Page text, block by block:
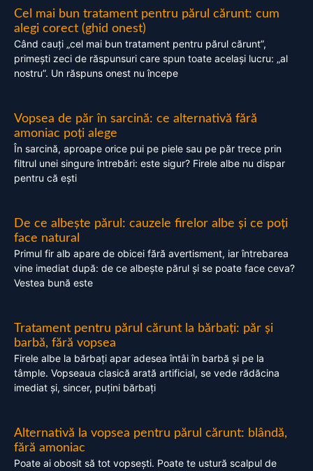
Cel mai bun tratament pentru părul cărunt: cum
alegi corect (ghid onest)
Când cauți „cel mai bun tratament pentru părul cărunt”,
primești zeci de răspunsuri care spun toate același lucru: „al
nostru”. Un răspuns onest nu începe
Vopsea de păr în sarcină: ce alternativă fără
amoniac poți alege
În sarcină, aproape orice pui pe piele sau pe păr trece prin
filtrul unei singure întrebări: este sigur? Firele albe nu dispar
pentru că ești
De ce albește părul: cauzele firelor albe și ce poți
face natural
Primul fir alb apare de obicei fără avertisment, iar întrebarea
vine imediat după: de ce albește părul și se poate face ceva?
Vestea bună este
Tratament pentru părul cărunt la bărbați: păr și
barbă, fără vopsea
Firele albe la bărbați apar adesea întâi în barbă și pe la
tâmple. Vopseaua clasică arată artificial, se vede rădăcina
imediat și, sincer, puțini bărbați
Alternativă la vopsea pentru părul cărunt: blândă,
fără amoniac
Poate ai obosit să tot vopsești. Poate te ustură scalpul de